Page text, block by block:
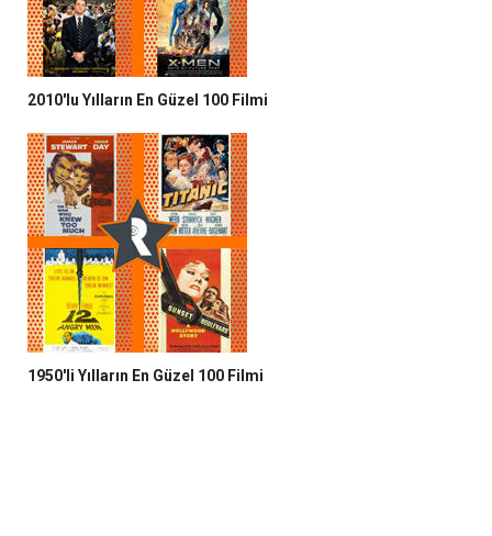
2010'lu Yılların En Güzel 100 Filmi
1950'li Yılların En Güzel 100 Filmi